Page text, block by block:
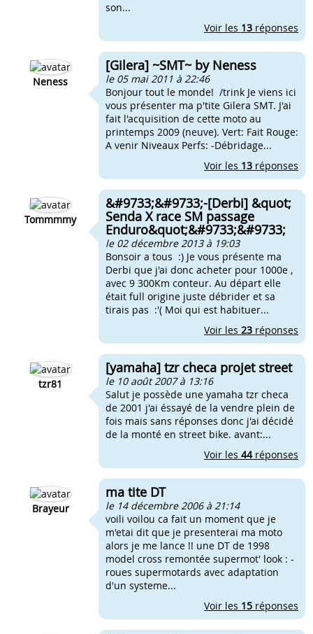
son...
Voir les 13 réponses
Neness
[Gilera] ~SMT~ by Neness
le 05 mai 2011 à 22:46
Bonjour tout le monde! /trink Je viens ici
vous présenter ma p'tite Gilera SMT. J'ai
fait l'acquisition de cette moto au
printemps 2009 (neuve). Vert: Fait Rouge:
A venir Niveaux Perfs: -Débridage...
Voir les 13 réponses
Tommmmy
&#9733;&#9733;-[Derbi] &quot;
Senda X race SM passage
Enduro&quot;&#9733;&#9733;
le 02 décembre 2013 à 19:03
Bonsoir a tous :) Je vous présente ma
Derbi que j'ai donc acheter pour 1000e ,
avec 9 300Km conteur. Au départ elle
était full origine juste débrider et sa
tirais pas :'( Moi qui est habituer...
Voir les 23 réponses
tzr81
[yamaha] tzr checa projet street
le 10 août 2007 à 13:16
Salut je possède une yamaha tzr checa
de 2001 j'ai éssayé de la vendre plein de
fois mais sans réponses donc j'ai décidé
de la monté en street bike. avant:...
Voir les 44réponses
Brayeur
ma tite DT
le 14 décembre 2006 à 21:14
voili voilou ca fait un moment que je
m'etai dit que je presenterai ma moto
alors je me lance !! une DT de 1998
model cross remontée supermot' look : -
roues supermotards avec adaptation
d'un systeme...
Voir les 15 réponses